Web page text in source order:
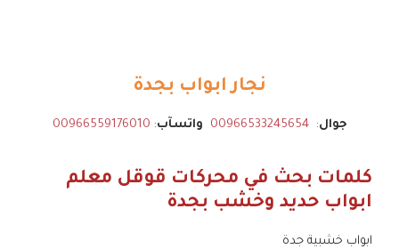
نجار ابواب بجدة
جوال:
00966533245654 واتسآب:
00966559176010
كلمات بحث في محركات قوقل معلم
ابواب حديد وخشب بجدة
ابواب خشبية جدة